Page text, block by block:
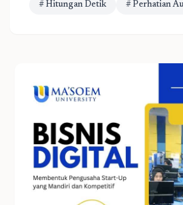
# Hitungan Detik # Perhatian